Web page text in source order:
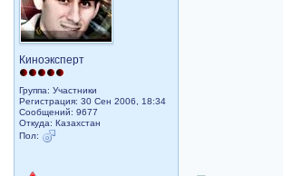
Киноэксперт
Группа: Участники
Регистрация: 30 Сен 2006, 18:34
Сообщений: 9677
Откуда: Казахстан
Пол: